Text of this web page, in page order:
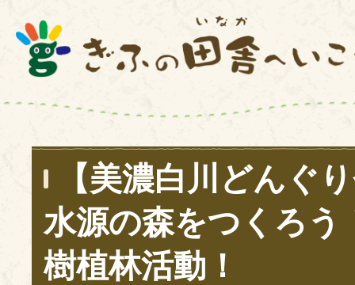
【美濃白川どんぐ
水源の森をつくろう
樹植林活動！